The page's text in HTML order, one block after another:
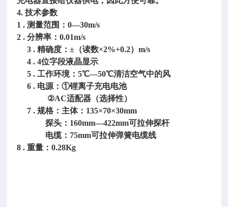
4. 技术参数
1 . 测量范围：0—30m/s
2 . 分辨率：0.01m/s
3 . 精确度：±（读数×2%+0.2）m/s
4 . 4位字段液晶显示
5 . 工作环境：5℃—50℃清洁空气中的风
6 . 电源：①锂离子充电电池
②AC适配器（选择性）
7 . 规格：主体：135×70×30mm
探头：160mm—422mm可拉伸探杆
电缆：75mm可拉伸弹簧电缆线
8 . 重量：0.28Kg